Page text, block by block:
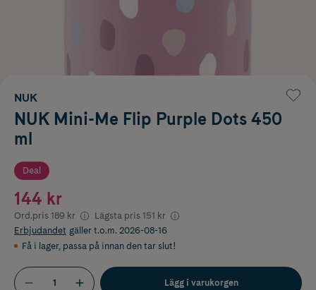
NUK
NUK Mini-Me Flip Purple Dots 450
ml
Deal
144 kr
Ord.pris 189 kr Lägsta pris 151 kr
Erbjudandet gäller t.o.m. 2026-08-16
Få i lager, passa på innan den tar slut!
Lägg i varukorgen